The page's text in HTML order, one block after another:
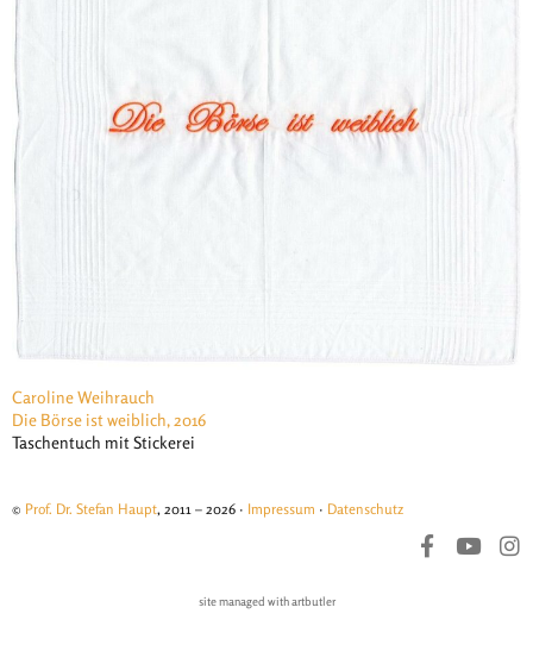
Caroline Weihrauch
Die Börse ist weiblich, 2016
Taschentuch mit Stickerei
© Prof. Dr. Stefan Haupt, 2011 – 2026 · Impressum · Datenschutz
site managed with artbutler